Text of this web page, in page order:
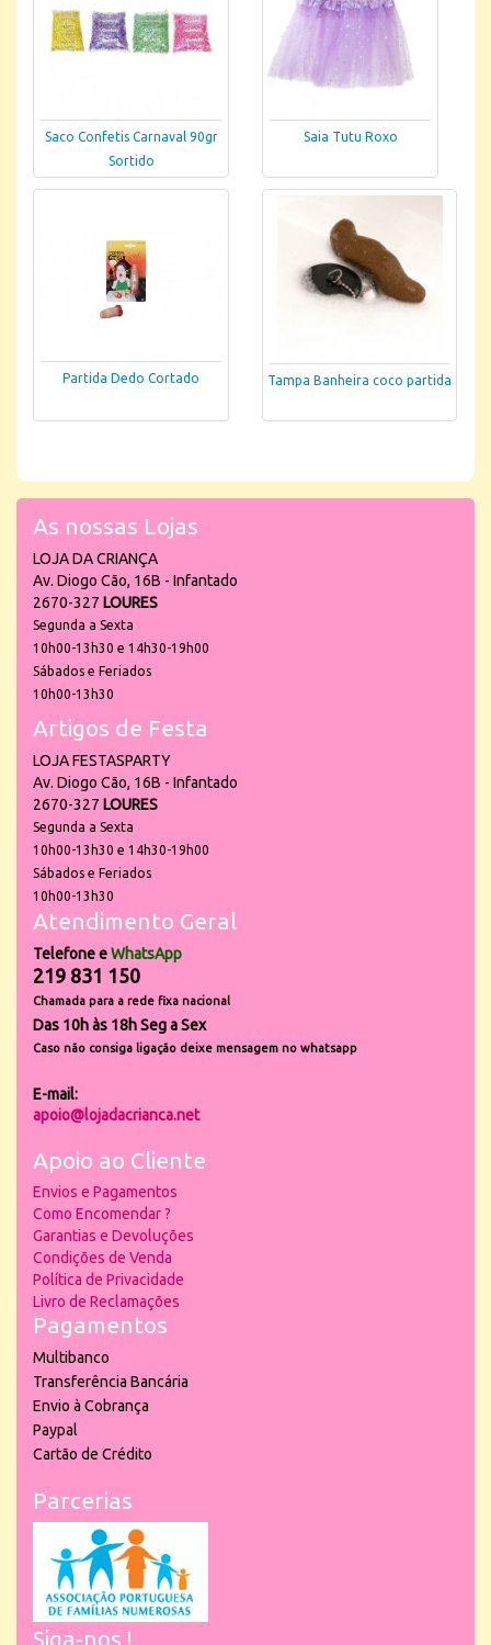
Saco Confetis Carnaval 90gr
Sortido
Saia Tutu Roxo
Partida Dedo Cortado Tampa Banheira coco partida
As nossas Lojas
LOJA DA CRIANÇA
Av. Diogo Cão, 16B - Infantado
2670-327 LOURES
Segunda a Sexta
10h00-13h30 e 14h30-19h00
Sábados e Feriados
10h00-13h30
Artigos de Festa
LOJA FESTASPARTY
Av. Diogo Cão, 16B - Infantado
2670-327 LOURES
Segunda a Sexta
10h00-13h30 e 14h30-19h00
Sábados e Feriados
10h00-13h30
Atendimento Geral
Telefone eWhatsApp
219 831 150
Chamada para a rede fixa nacional
Das 10h às 18h Seg a Sex
Caso não consiga ligação deixe mensagem no whatsapp
E-mail:
apoio@lojadacrianca.net
Apoio ao Cliente
Envios e Pagamentos
Como Encomendar ?
Garantias e Devoluções
Condições de Venda
Política de Privacidade
Livro de Reclamações
Pagamentos
Multibanco
Transferência Bancária
Envio à Cobrança
Paypal
Cartão de Crédito
Parcerias
Siga-nos !